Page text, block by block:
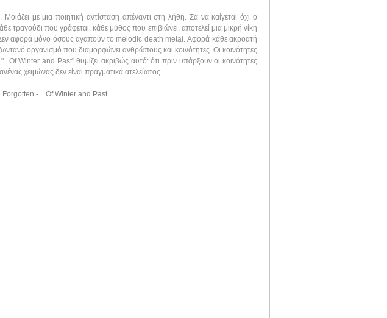
με μια ποιητική αντίσταση απέναντι στη λήθη. Σα να καίγεται όχι ο
τραγούδι που γράφεται, κάθε μύθος που επιβιώνει, αποτελεί μια μικρή νίκη
Δεν αφορά μόνο όσους αγαπούν το melodic death metal. Αφορά κάθε ακροατή
οργανισμό που διαμορφώνει ανθρώπους και κοινότητες. Οι κοινότητες
Winter and Past" θυμίζει ακριβώς αυτό: ότι πριν υπάρξουν οι κοινότητες
χειμώνας δεν είναι πραγματικά ατελείωτος.
- ...Of Winter and Past